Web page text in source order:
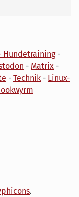
Hundetraining-
- Matrix -
- Technik - Linux-
.